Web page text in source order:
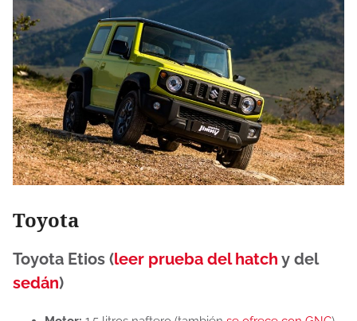
Toyota
Toyota Etios (leer prueba del hatch y del
sedán)